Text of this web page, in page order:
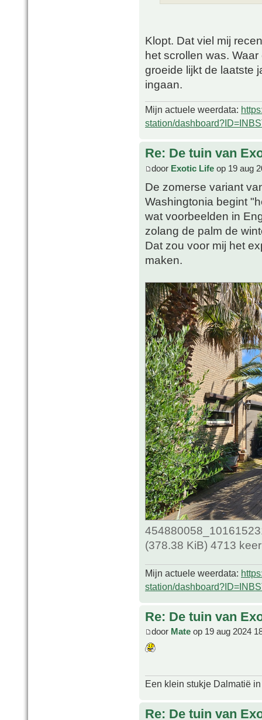
Klopt. Dat viel mij
het scrollen was.
groeide lijkt de laatste
ingaan.
Mijn actuele weerdata:
station/
Re: De tuin van
door Exotic Life op 19 aug
De zomerse variant
Washingtonia begint
wat voorbeelden in
zolang de palm de
Dat zou voor mij het
maken.
(378.38 KiB) 4713
Mijn actuele weerdata:
station/
Re: De tuin van
door Mate op 19 aug 2024
Een klein stukje Dalmatië
Re: De tuin van